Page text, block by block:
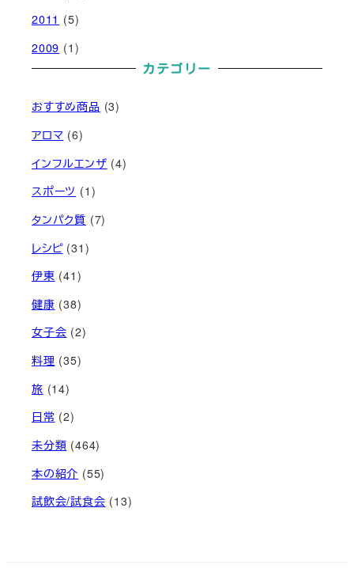
2011 (5)
2009 (1)
カテゴリー
おすすめ商品 (3)
アロマ (6)
インフルエンザ (4)
スポーツ (1)
タンパク質 (7)
レシピ(31)
伊東 (41)
健康 (38)
女子会 (2)
料理 (35)
旅 (14)
日常 (2)
未分類 (464)
本の紹介 (55)
試飲会/試食会 (13)